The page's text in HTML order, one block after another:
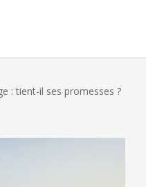
ses promesses ?